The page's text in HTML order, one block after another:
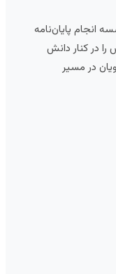
انجام پایان‌نامه
در کنار دانش
در مسیر